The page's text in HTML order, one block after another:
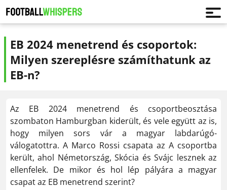
EB 2024 menetrend és csoportok:
Milyen szereplésre számíthatunk az
EB-n?
Az EB 2024 menetrend és csoportbeosztása
szombaton Hamburgban kiderült, és vele együtt az is,
hogy milyen sors vár a magyar labdarúgó-
válogatottra. A Marco Rossi csapata az A csoportba
került, ahol Németország, Skócia és Svájc lesznek az
ellenfelek. De mikor és hol lép pályára a magyar
csapat az EB menetrend szerint?